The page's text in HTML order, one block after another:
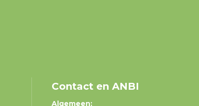
Contact en ANBI
Algemeen: